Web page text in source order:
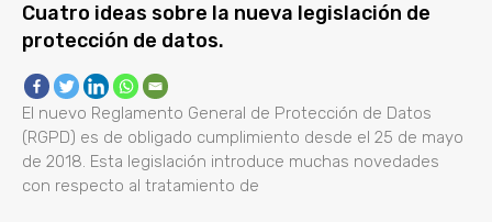
Cuatro ideas sobre la nueva legislación de
protección de datos.
El nuevo Reglamento General de Protección de Datos
(RGPD) es de obligado cumplimiento desde el 25 de mayo
de 2018. Esta legislación introduce muchas novedades
con respecto al tratamiento de